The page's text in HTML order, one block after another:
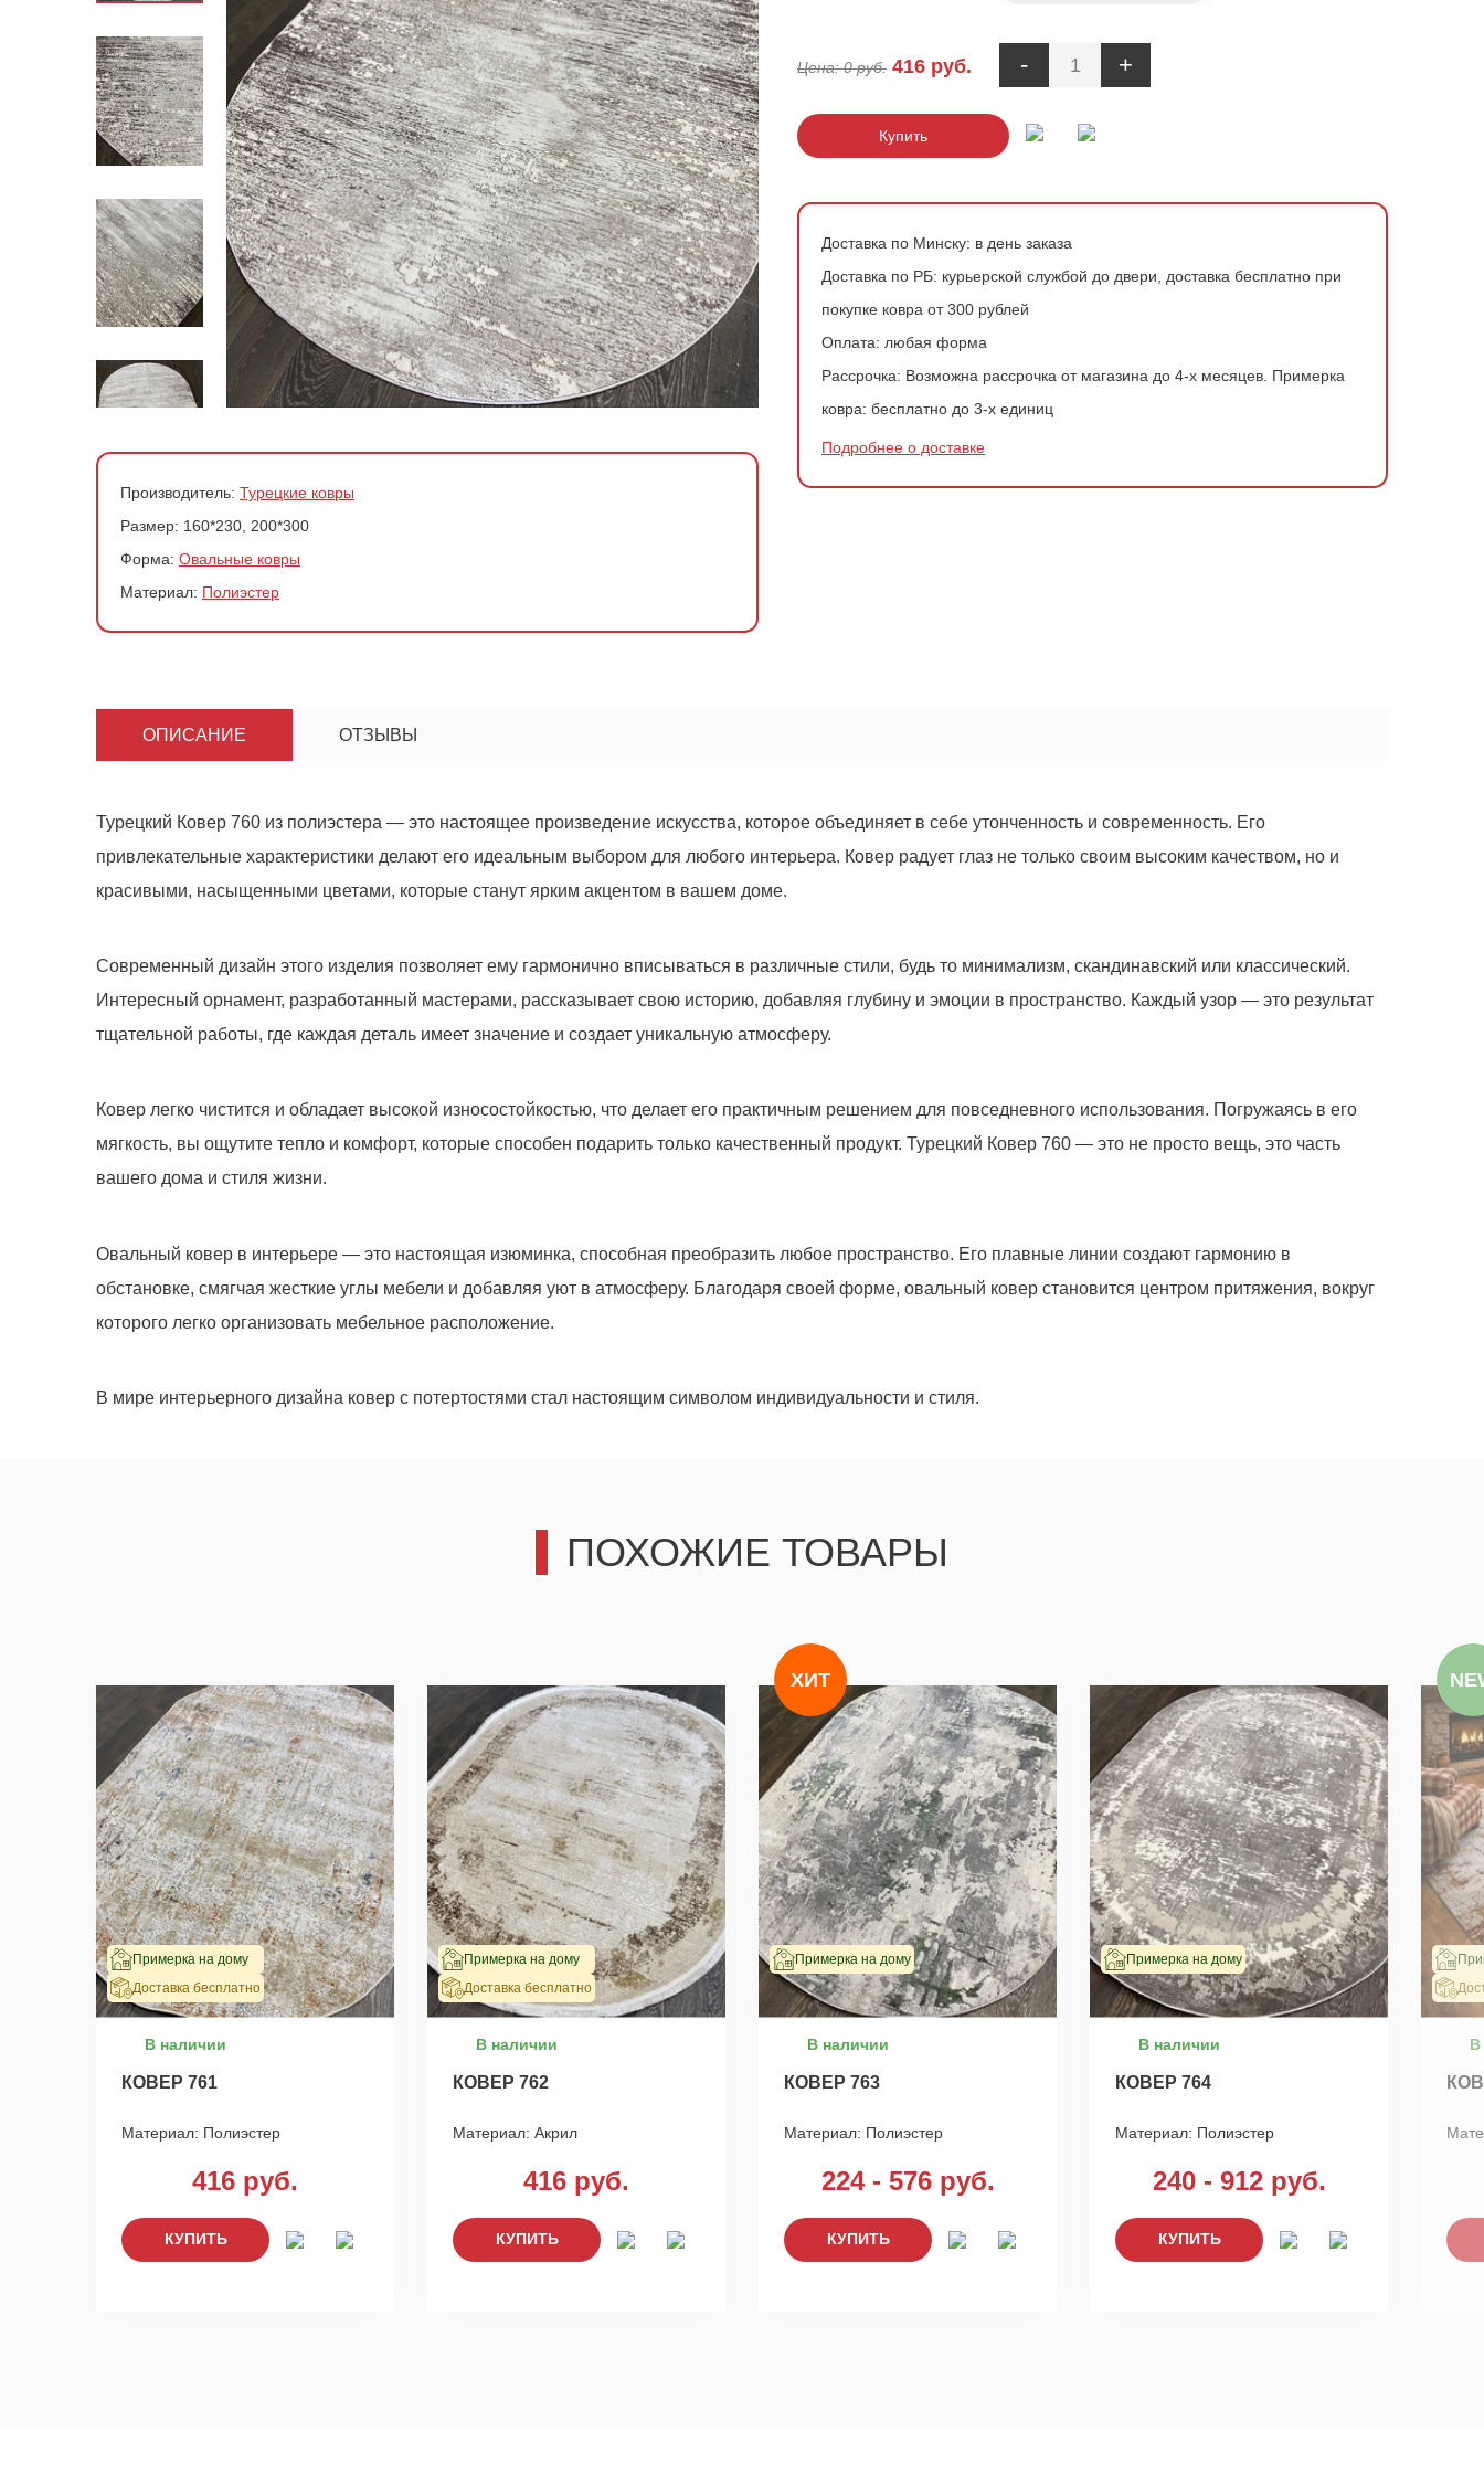
200*200 см
200*300 см
200*400 см
240*340 см
300*300 см
300*400 см
Ковры в скандинавском стиле
Ковры с геометрией
Розовые ковры
Зеленые ковры
По стране производства
По материалу
По форме
По цене
Производитель: Турецкие ковры
Размер: 160*230, 200*300
Форма: Овальные ковры
Материал: Полиэстер
Цена:0руб. 416 руб. - +
Купить
Доставка по Минску: в день заказа
Доставка по РБ: курьерской службой до двери, доставка бесплатно при
покупке ковра от 300 рублей
Оплата: любая форма
Рассрочка: Возможна рассрочка от магазина до 4-х месяцев. Примерка
ковра: бесплатно до 3-х единиц
Подробнее о доставке
ОПИСАНИЕ ОТЗЫВЫ
Турецкий Ковер 760 из полиэстера — это настоящее произведение искусства, которое объединяет в себе утонченность и современность. Его
привлекательные характеристики делают его идеальным выбором для любого интерьера. Ковер радует глаз не только своим высоким качеством, но и
красивыми, насыщенными цветами, которые станут ярким акцентом в вашем доме.
Современный дизайн этого изделия позволяет ему гармонично вписываться в различные стили, будь то минимализм, скандинавский или классический.
Интересный орнамент, разработанный мастерами, рассказывает свою историю, добавляя глубину и эмоции в пространство. Каждый узор — это результат
тщательной работы, где каждая деталь имеет значение и создает уникальную атмосферу.
Ковер легко чистится и обладает высокой износостойкостью, что делает его практичным решением для повседневного использования. Погружаясь в его
мягкость, вы ощутите тепло и комфорт, которые способен подарить только качественный продукт. Турецкий Ковер 760 — это не просто вещь, это часть
вашего дома и стиля жизни.
Овальный ковер в интерьере — это настоящая изюминка, способная преобразить любое пространство. Его плавные линии создают гармонию в
обстановке, смягчая жесткие углы мебели и добавляя уют в атмосферу. Благодаря своей форме, овальный ковер становится центром притяжения, вокруг
которого легко организовать мебельное расположение.
В мире интерьерного дизайна ковер с потертостями стал настоящим символом индивидуальности и стиля.
ПОХОЖИЕ ТОВАРЫ
Примерка на дому
Доставка бесплатно
В наличии
КОВЕР 761
Материал: Полиэстер
416 руб.
КУПИТЬ
Примерка на дому
Доставка бесплатно
В наличии
КОВЕР 762
Материал: Акрил
416 руб.
КУПИТЬ
ХИТ
Примерка на дому
В наличии
КОВЕР 763
Материал: Полиэстер
224 - 576 руб.
КУПИТЬ
Примерка на дому
В наличии
КОВЕР 764
Материал: Полиэстер
240 - 912 руб.
КУПИТЬ
В
Ковер 760